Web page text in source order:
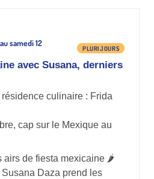
samedi 12
PLURIJOURS
avec Susana, derniers
culinaire : Frida
cap sur le Mexique au
airs de fiesta mexicaine 🌶️
Daza prend les